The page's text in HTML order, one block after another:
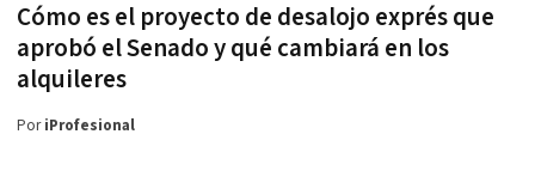
Cómo es el proyecto de desalojo exprés que
aprobó el Senado y qué cambiará en los
alquileres
PoriProfesional